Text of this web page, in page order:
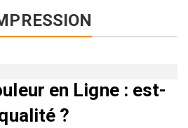
en Ligne : est-
?